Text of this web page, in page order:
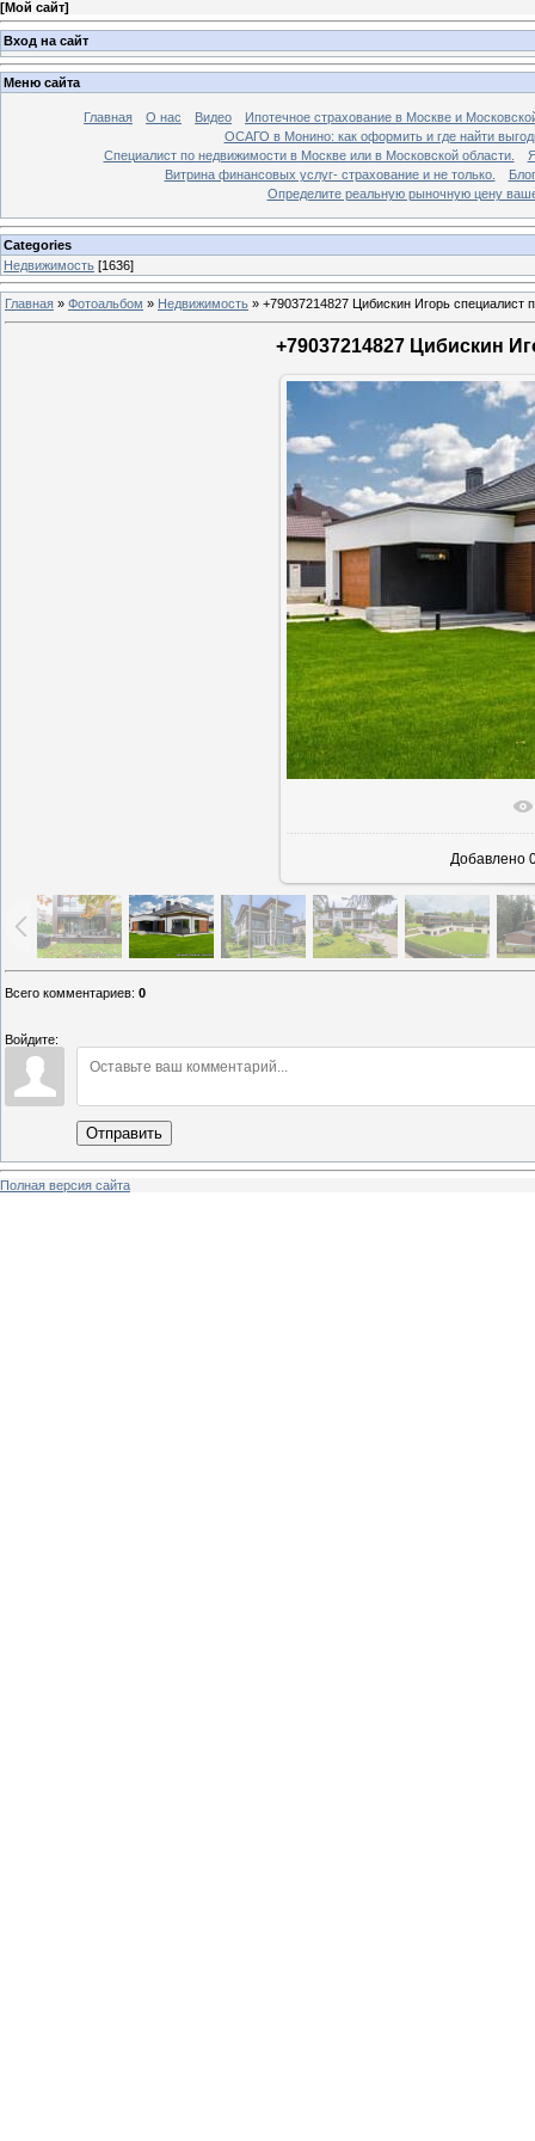
[Мой сайт]
Вход на сайт
Меню сайта
Главная О нас Видео
Ипотечное страхование в Москве и
ОСАГО в Монино: как оформить и где найти
Специалист по недвижимости в Москве или в Московской области.
Витрина финансовых услуг- страхование и не только.
Блог
Определите реальную рыночную цену
Categories
Недвижимость [1636]
Главная » Фотоальбом » Недвижимость » +79037214827 Цибискин Игорь специалист
+79037214827 Цибискин
В
Добавлено
Всего комментариев: 0
Войдите:
Отправить
Полная версия сайта